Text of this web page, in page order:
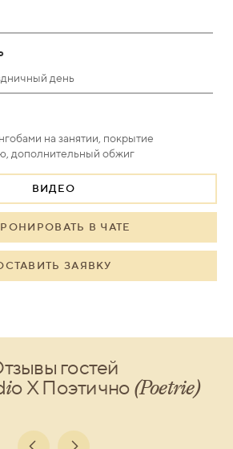
день
на занятии, покрытие
дополнительный обжиг
ВИДЕО
В ЧАТЕ
ЗАЯВКУ
гостей
io X Поэтично (Poetrie)